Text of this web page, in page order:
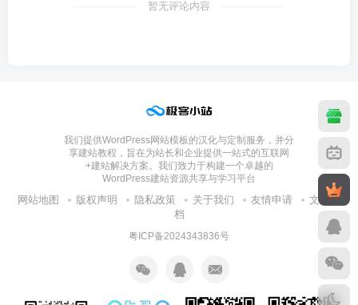
暂无评论内容
我们提供WordPress网站模板的汉化与定制服务，并分
享建站教程，旨在为站长和企业提供一站式的互联网
+建站解决方案。我们致力于构建一个卓越的
WordPress建站资源共享与学习平台
网站地图 版权声明 隐私政策 关于我们 友情申请
文章归
档
粤ICP备2024343836号